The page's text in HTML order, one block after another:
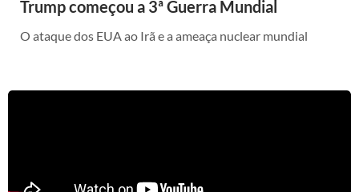
Trump começou a 3ª Guerra Mundial
O ataque dos EUA ao Irã e a ameaça nuclear mundial